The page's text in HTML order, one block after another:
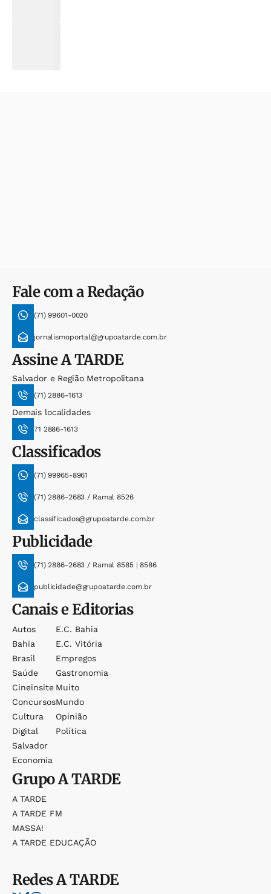
Fale com a Redação
(71) 99601-0020
jornalismoportal@grupoatarde.com.br
AssineA TARDE
Salvador e Região Metropolitana
(71) 2886-1613
Demais localidades
71 2886-1613
Classificados
(71) 99965-8961
(71) 2886-2683 / Ramal 8526
classificados@grupoatarde.com.br
Publicidade
(71) 2886-2683 / Ramal 8585 | 8586
publicidade@grupoatarde.com.br
Canais e Editorias
Autos
Bahia
Brasil
Saúde
Cineinsite
Concursos
Cultura
Digital
Salvador
Economia
E.c. Bahia
E.c. Vitória
Empregos
Gastronomia
Muito
Mundo
Opinião
Política
GrupoA TARDE
A TARDE
A TARDE FM
MASSA!
A TARDE EDUCAÇÃO
RedesA TARDE